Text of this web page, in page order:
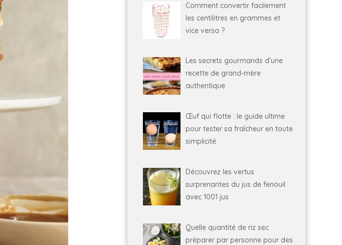
Comment convertir facilement
les centilitres en grammes et
vice versa ?
Les secrets gourmands d’une
recette de grand-mère
authentique
Œuf qui flotte : le guide ultime
pour tester sa fraîcheur en toute
simplicité
Découvrez les vertus
surprenantes du jus de fenouil
avec 1001 jus
Quelle quantité de riz sec
préparer par personne pour des